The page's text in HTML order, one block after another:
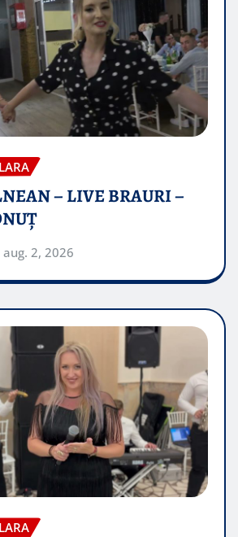
– LIVE BRAURI –
aug. 2, 2026